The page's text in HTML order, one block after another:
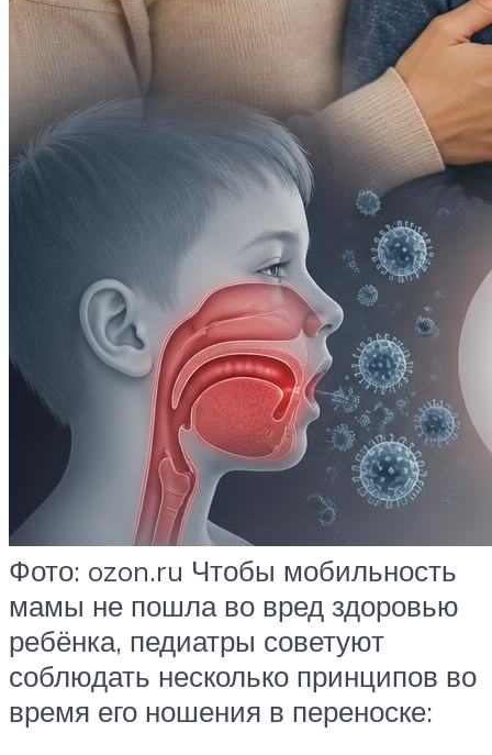
Фото: ozon.ru Чтобы мобильность
мамы не пошла во вред здоровью
ребёнка, педиатры советуют
соблюдать несколько принципов во
время его ношения в переноске: